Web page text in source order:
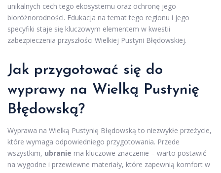
unikalnych cech tego ekosystemu oraz ochronę jego
bioróżnorodności. Edukacja na temat tego regionu i jego
specyfiki staje się kluczowym elementem w kwestii
zabezpieczenia przyszłości Wielkiej Pustyni Błędowskiej.
Jak przygotować się do
wyprawy na Wielką Pustynię
Błędowską?
Wyprawa na Wielką Pustynię Błędowską to niezwykłe przeżycie,
które wymaga odpowiedniego przygotowania. Przede
wszystkim, ubranie ma kluczowe znaczenie – warto postawić
na wygodne i przewiewne materiały, które zapewnią komfort w